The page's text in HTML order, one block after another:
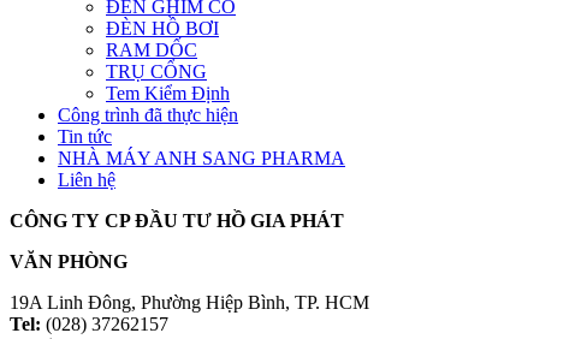
ĐÈN GHIM CỎ
ĐÈN HỒ BƠI
RAM DỐC
TRỤ CỔNG
Tem Kiểm Định
Công trình đã thực hiện
Tin tức
NHÀ MÁY ANH SANG PHARMA
Liên hệ
CÔNG TY CP ĐẦU TƯ HỒ GIA PHÁT
VĂN PHÒNG
19A Linh Đông, Phường Hiệp Bình, TP. HCM
Tel: (028) 37262157